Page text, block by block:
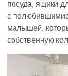
посуда, ящики
с
малышей,
собственную